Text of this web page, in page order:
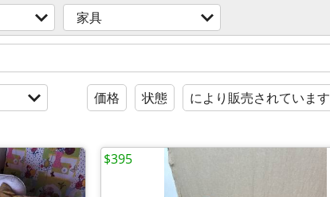
家具
価格 状態 により販売されています
$395